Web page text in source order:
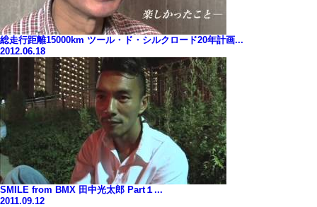
総走行距離15000km ツール・ド・シルクロード20年計画...
2012.06.18
SMILE from BMX 田中光太郎 Part１...
2011.09.12